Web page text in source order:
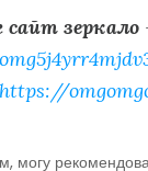
зеркало
https://
могу